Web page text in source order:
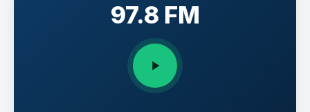
97.8 FM